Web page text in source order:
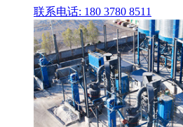
联系电话: 180 3780 8511